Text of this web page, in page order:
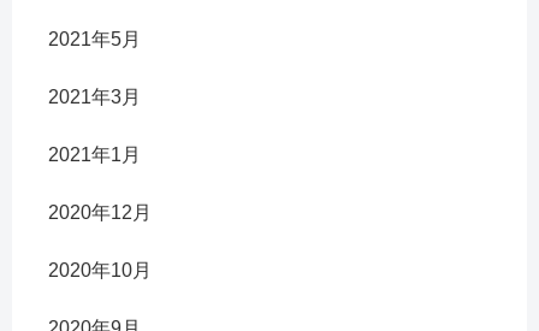
2021年5月
2021年3月
2021年1月
2020年12月
2020年10月